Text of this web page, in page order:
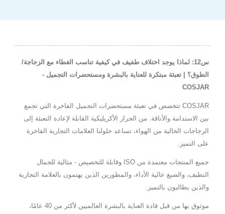
س12: لماذا يوجد اختلاف طفيف في كيفية تناسب الغطاء مع الزجاجة/
الطوق؟ | تعبئة مبتكرة للعناية بالبشرة ومستحضرات التجميل -
COSJAR
COSJAR تتخصص في تعبئة مستحضرات التجميل الفاخرة التي تجمع
بين الاستدامة والأناقة. من الجرار الأكريليكية القابلة لإعادة التعبئة إلى
الزجاجات الخالية من الهواء، تساعد حلولنا العلامات التجارية الفاخرة
على التميز.
جميع المنتجات معتمدة من ISO وقابلة للتخصيص - مثالية للجمال
النظيف، والصيغ عالية الأداء، والمطورين الذين يهتمون بالعلامة التجارية
والذين يطالبون بالتميز.
موثوق بها من قبل قادة العناية بالبشرة العالميين لأكثر من 40 عامًا،